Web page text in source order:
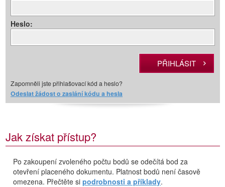
Heslo:
Zapomněli jste přihlašovací kód a heslo?
Odeslat žádost o zaslání kódu a hesla
Jak získat přístup?
Po zakoupení zvoleného počtu bodů se odečítá bod za
otevření placeného dokumentu. Platnost bodů není časově
omezena. Přečtěte si podrobnosti a příklady.